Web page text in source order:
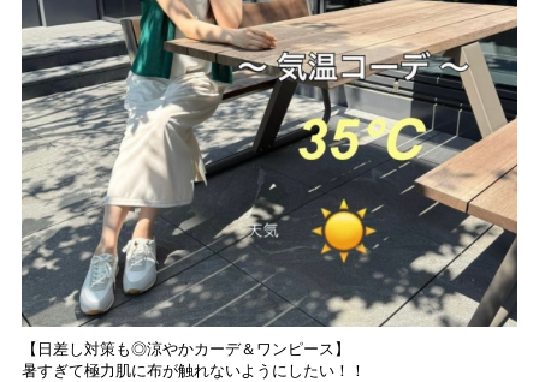
【日差し対策も◎涼やかカーデ＆ワンピース】
暑すぎて極力肌に布が触れないようにしたい！！